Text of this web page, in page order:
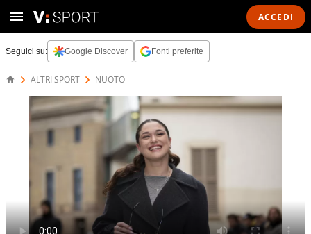
ACCEDI
Seguici su: Google Discover Fonti preferite
ALTRI SPORT NUOTO